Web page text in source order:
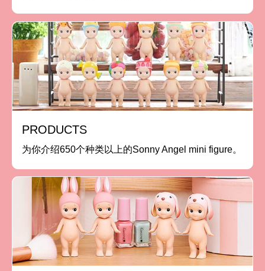
PRODUCTS
为你介绍650个种类以上的Sonny Angel mini figure。